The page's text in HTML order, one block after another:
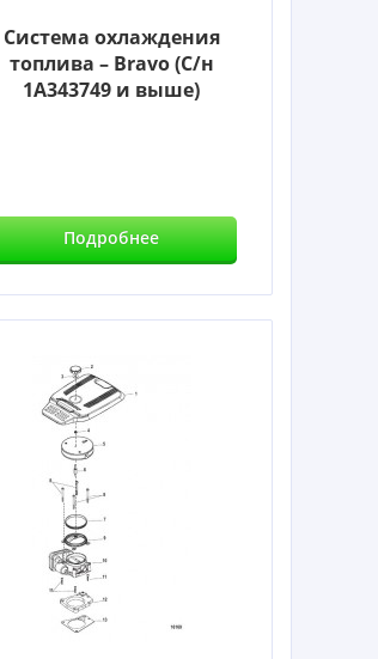
Система охлаждения
топлива – Bravo (С/н
1A343749 и выше)
Подробнее